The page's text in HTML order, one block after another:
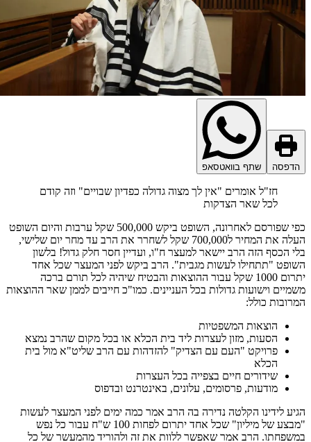
שתף בוואטסאפ
חז"ל אומרים "אין לך מצוה גדולה כפדיון שבויים" וזה קודם
לכל שאר הצדקות
כפי שפורסם לאחרונה, השופט ביקש 500,000 שקל ערבות והיום השופט
העלה את המחיר ל700,000 שקל לשחרר את הרב עד מחר יום שלישי,
הכסף הזה הרב יישאר למעצר ח"ו, ועדיין חסר חלק גדול! בלשון
"תתחילו לעשות מגבית". הרב ביקש לפני המעצר שכל אחד
יתרום 1000 שקל עבור ההוצאות והבטיח שיהיה לכל תורם ברכה
וישועות גדולות בכל העניינים. כמו"כ חייבים לממן שאר ההוצאות
כולל:
הוצאות המשפטיות
הסעות, מזון לעצרות ליד בית הכלא או בכל מקום שהרב נמצא
פרויקט "העם עם הצדיק" להזדהות עם הרב שליט"א מול בית
הכלא
שידורים חיים בצפייה בכל העצרות
מודעות, פרסומים, עלונים, באינטרנט ובדפוס
לידינו הקלטה נדירה בה הרב אמר כמה ימים לפני המעצר לעשות
"מבצע של מיליון" שכל אחד יתרום לפחות 100 ש"ח עבור כל נפש
הרב אמר שאפשר ללוות את זה ולהוריד מהמעשר של כל